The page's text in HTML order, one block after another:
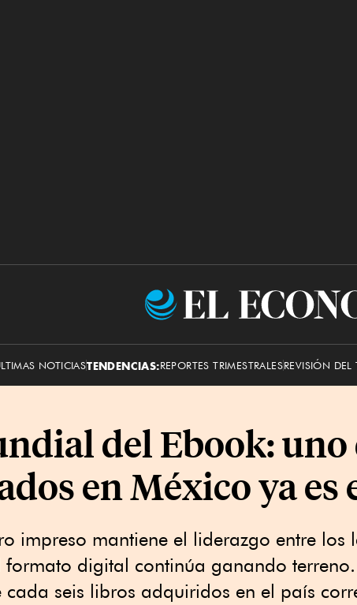
El
NOTICIASTENDENCIAS:REPORTES TRIMESTRALESREVISIÓN DEL
del Ebook: uno
en México ya
impreso mantiene el liderazgo entre los
formato digital continúa ganando
seis libros adquiridos en el país